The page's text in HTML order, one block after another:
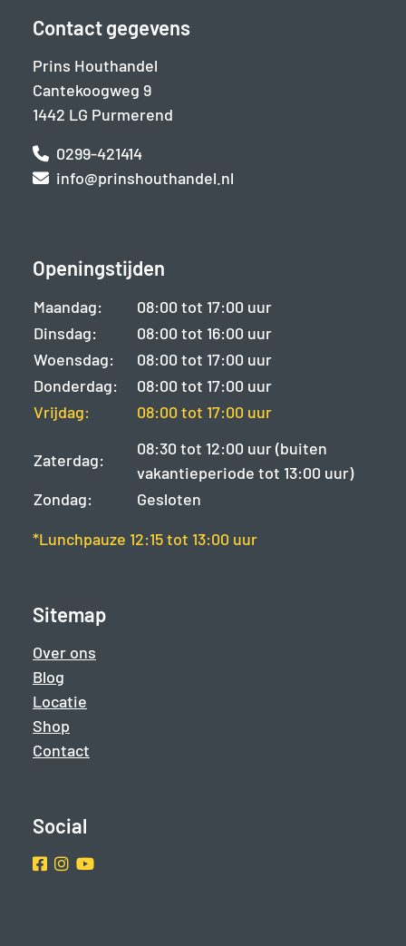
Contact gegevens
Prins Houthandel
Cantekoogweg 9
1442 LG Purmerend
0299-421414
info@prinshouthandel.nl
Openingstijden
Maandag:
08:00 tot 17:00 uur
Dinsdag:
08:00 tot 16:00 uur
Woensdag:
08:00 tot 17:00 uur
Donderdag:
08:00 tot 17:00 uur
Vrijdag:
08:00 tot 17:00 uur
Zaterdag:
08:30 tot 12:00 uur (buiten
vakantieperiode tot 13:00 uur)
Zondag:
Gesloten
*Lunchpauze 12:15 tot 13:00 uur
Sitemap
Over ons
Blog
Locatie
Shop
Contact
Social
Facebook
Instragram
Youtube